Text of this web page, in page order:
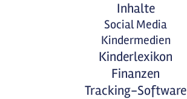
Inhalte
Social Media
Kindermedien
Kinderlexikon
Finanzen
Tracking-Software